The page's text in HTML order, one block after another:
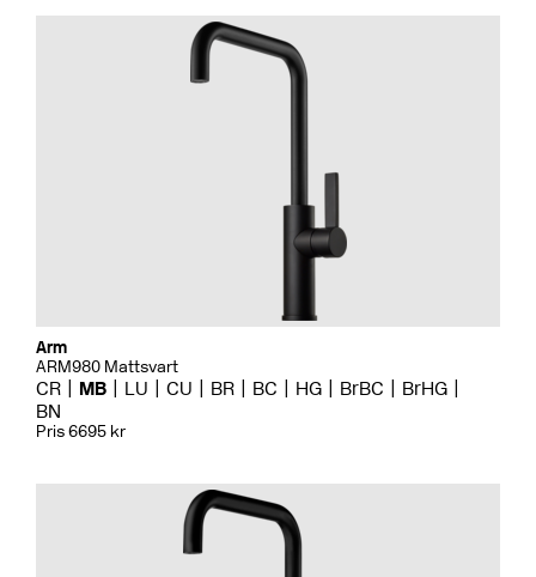
Arm
ARM980 Mattsvart
CR MB LU CU BR BC HG BrBC
BrHG
BN
Pris 6695 kr